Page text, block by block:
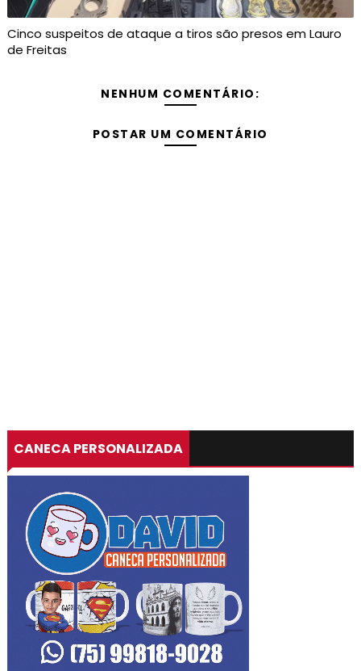
Cinco suspeitos de ataque a tiros são presos em Lauro
de Freitas
NENHUM COMENTÁRIO:
POSTAR UM COMENTÁRIO
CANECA PERSONALIZADA